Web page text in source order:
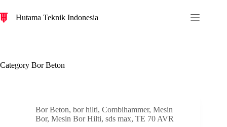
c
Hutama Teknik Indonesia
Category Bor Beton
Bor Beton, bor hilti, Combihammer, Mesin
Bor, Mesin Bor Hilti, sds max, TE 70 AVR